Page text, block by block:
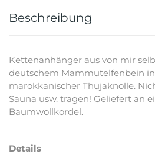
Beschreibung
Kettenanhänger aus von mir
deutschem Mammutelfenbein
marokkanischer Thujaknolle.
Sauna usw. tragen! Geliefert an
Baumwollkordel.
Details